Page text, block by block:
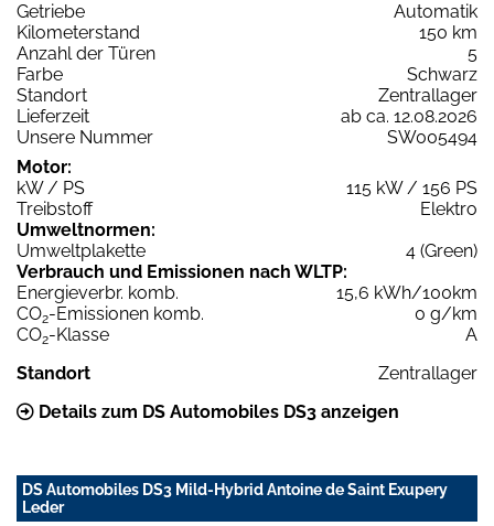
Getriebe
Automatik
Kilometerstand
150 km
Anzahl der Türen
5
Farbe
Schwarz
Standort
Zentrallager
Lieferzeit
ab ca. 12.08.2026
Unsere Nummer
SW005494
Motor:
kW / PS
115 kW / 156 PS
Treibstoff
Elektro
Umweltnormen:
Umweltplakette
4 (Green)
Verbrauch und Emissionen nach WLTP:
Energieverbr. komb.
15,6 kWh/100km
CO2-Emissionen komb.
0 g/km
CO2-Klasse
A
Standort
Zentrallager
Details zum DS Automobiles DS3 anzeigen
DS Automobiles DS3 Mild-Hybrid Antoine de Saint Exupery
Leder